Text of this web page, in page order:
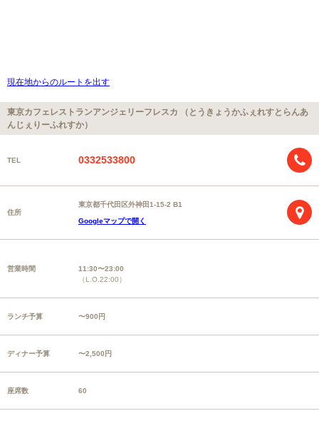
現在地からのルートを出す
東京カフェレストランアンジェリーフレスカ （とうきょうかふぇれすとらんあ
んじぇりーふれすか）
TEL 0332533800
住所
東京都千代田区外神田1-15-2 B1
Googleマップで開く
営業時間
11:30〜23:00
（L.O.22:00）
ランチ予算 〜900円
ディナー予算 〜2,500円
座席数 60